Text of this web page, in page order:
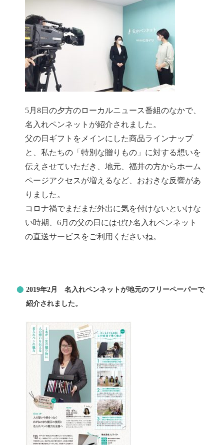
5月8日の夕方のローカルニュース番組のなかで、
名入れペンネットが紹介されました。
父の日ギフトをメインにした商品ラインナップ
と、私たちの「特別な贈りもの」に対する想いを
伝えさせていただき、地元、福井の方からホーム
ページアクセスが増えるなど、おおきな反響があ
りました。
コロナ禍でまだまだ外出に気を付けないといけな
い時期、6月の父の日にはぜひ名入れペンネット
の直送サービスをご利用くださいね。
2019年2月 名入れペンネットが地元のフリーペーパーで
紹介されました。